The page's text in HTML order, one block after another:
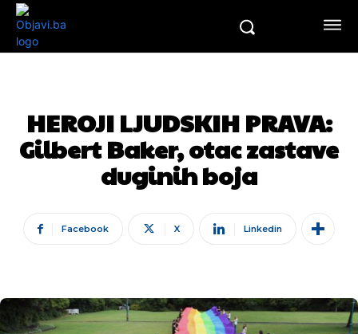
HEROJI LJUDSKIH PRAVA:
Gilbert Baker, otac zastave
duginih boja
Facebook X Linkedin